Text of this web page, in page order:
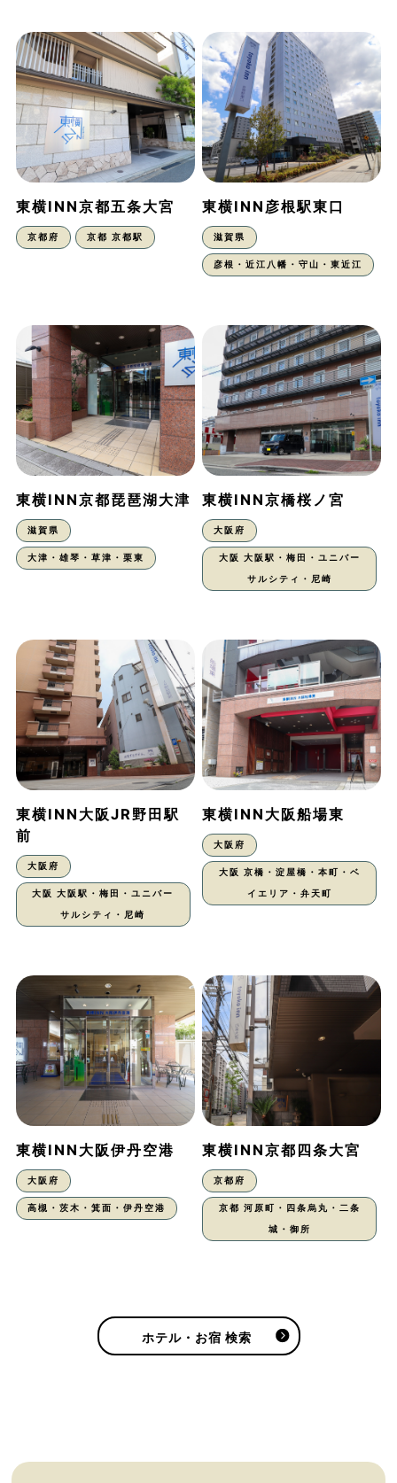
東横INN京都五条大宮
京都府 京都 京都駅
東横INN彦根駅東口
滋賀県
彦根・近江八幡・守山・東近江
東横INN京都琵琶湖大津
滋賀県
大津・雄琴・草津・栗東
東横INN京橋桜ノ宮
大阪府
大阪 大阪駅・梅田・ユニバー
サルシティ・尼崎
東横INN大阪JR野田駅
前
大阪府
大阪 大阪駅・梅田・ユニバー
サルシティ・尼崎
東横INN大阪船場東
大阪府
大阪 京橋・淀屋橋・本町・ベ
イエリア・弁天町
東横INN大阪伊丹空港
大阪府
高槻・茨木・箕面・伊丹空港
東横INN京都四条大宮
京都府
京都 河原町・四条烏丸・二条
城・御所
ホテル・お宿 検索